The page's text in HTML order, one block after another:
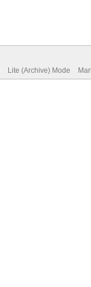
Lite (Archive) Mode